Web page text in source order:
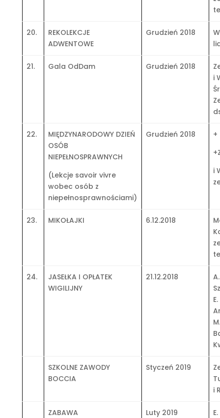
20.
REKOLEKCJE
ADWENTOWE
Grudzień 2018
21. Gala OdDam Grudzień 2018
i
22.
MIĘDZYNARODOWY DZIEŃ
OSÓB
NIEPEŁNOSPRAWNYCH
(Lekcje savoir vivre
wobec osób z
niepełnosprawnościami)
Grudzień 2018
+
i
23. MIKOŁAJKI 6.12.2018
24.
JASEŁKA I OPŁATEK
WIGILIJNY
21.12.2018
SZKOLNE ZAWODY
BOCCIA
Styczeń 2019
i
ZABAWA
Luty 2019